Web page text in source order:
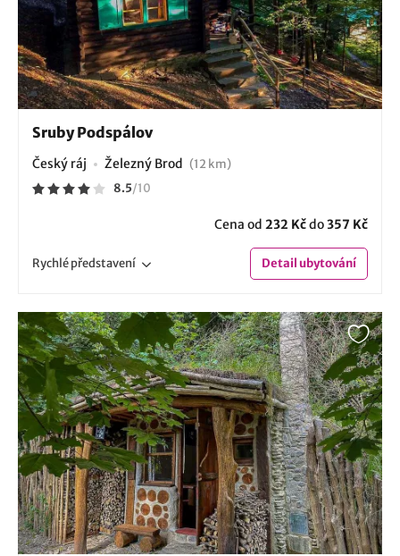
Sruby Podspálov
Český ráj Železný Brod (12 km)
8.5/10
Cena od 232 Kčdo357 Kč
Rychlépředstavení Detailubytování